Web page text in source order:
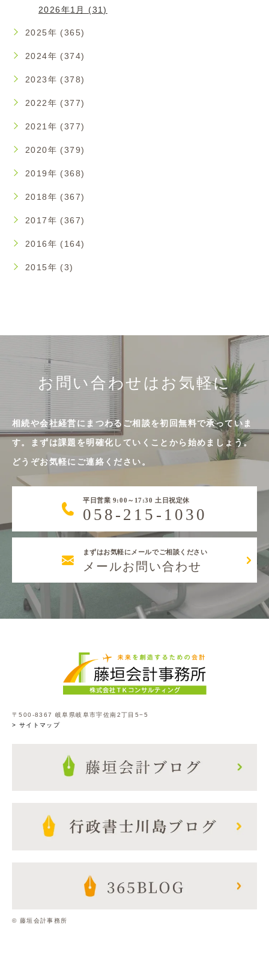
2026年1月 (31)
2025年 (365)
2024年 (374)
2023年 (378)
2022年 (377)
2021年 (377)
2020年 (379)
2019年 (368)
2018年 (367)
2017年 (367)
2016年 (164)
2015年 (3)
お問い合わせはお気軽に
相続や会社経営にまつわるご相談を初回無料で承っていま
す。まずは課題を明確化していくことから始めましょう。
どうぞお気軽にご連絡ください。
平日営業 9:00～17:30 土日祝定休
058-215-1030
まずはお気軽にメールでご相談ください
メールお問い合わせ
〒500-8367 岐阜県岐阜市宇佐南2丁目5−5
> サイトマップ
© 藤垣会計事務所